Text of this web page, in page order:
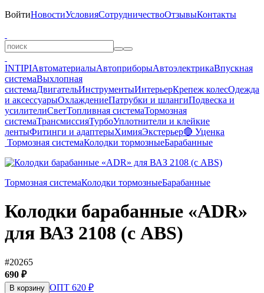
ВойтиНовостиУсловияСотрудничествоОтзывыКонтакты
INTIPIАвтоматериалыАвтоприборыАвтоэлектрикаВпускная
системаВыхлопная
системаДвигательИнструментыИнтерьерКрепеж колесОдежда
и аксессуарыОхлаждениеПатрубки и шлангиПодвеска и
усилителиСветТопливная системаТормозная
системаТрансмиссияТурбоУплотнители и клейкие
лентыФитинги и адаптерыХимияЭкстерьер🔴 Уценка
Тормозная системаКолодки тормозныеБарабанные
Тормозная системаКолодки тормозныеБарабанные
Колодки барабанные «ADR»
для ВАЗ 2108 (с ABS)
#20265
690 ₽
В корзину ОПТ 620 ₽